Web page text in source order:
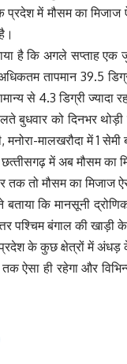
में मौसम का मिजाज
है कि अगले सप्ताह एक
अधिकतम तापमान 39.5
से 4.3 डिग्री ज्यादा
बुधवार को दिनभर
मालखरौदा में 1
छत्‍तीसगढ़ में अब मौसम
तक तो मौसम का मिजाज
बताया कि मानसूनी
पश्चिम बंगाल की खाड़ी
के कुछ क्षेत्रों में अंधड़
ऐसा ही रहेगा और